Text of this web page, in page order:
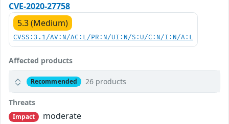
CVE-2020-27758
5.3 (Medium)
CVSS:3.1/AV:N/AC:L/PR:N/UI:N/S:U/C:N/I:N/A:L
Affected products
Recommended 26 products
Threats
Impact
moderate